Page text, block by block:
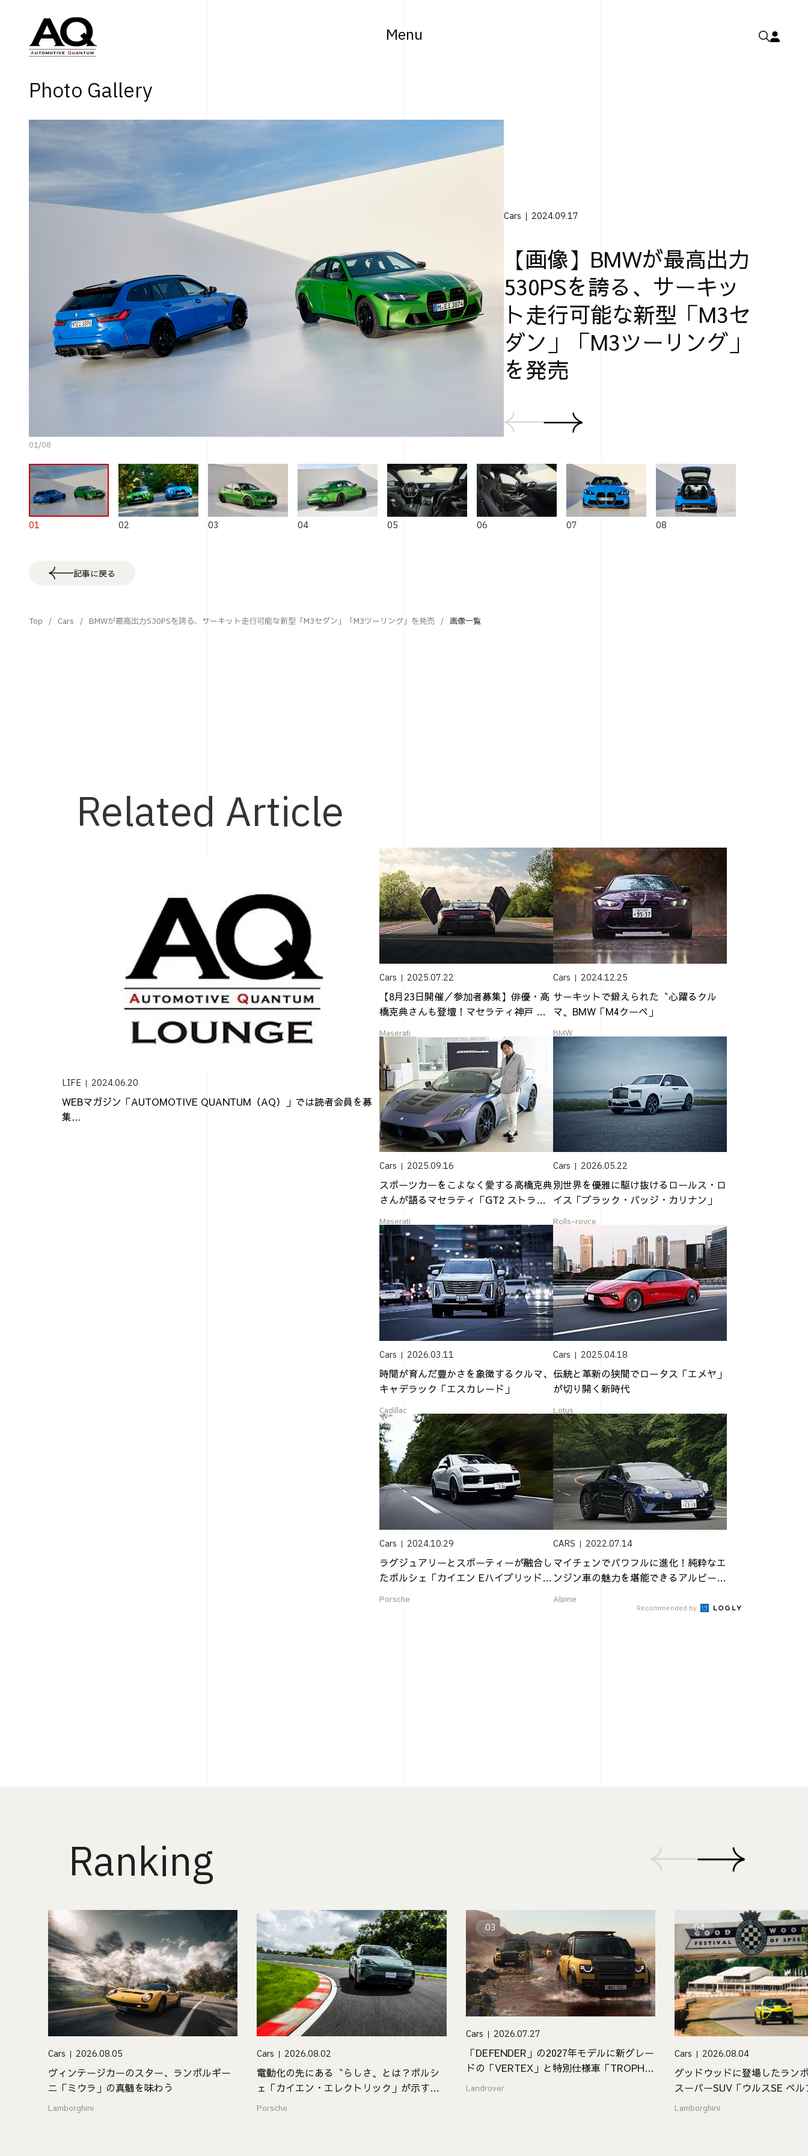
Menu
Photo Gallery
01/08
Cars 2024.09.17
【画像】BMWが最高出力
530PSを誇る、サーキッ
ト走行可能な新型「M3セ
ダン」「M3ツーリング」
を発売
01 02 03 04 05 06 07 08
記事に戻る
Top Cars BMWが最高出力530PSを誇る、サーキット走行可能な新型「M3セダン」「M3ツーリング」を発売 画像一覧
Related Article
LIFE 2024.06.20
WEBマガジン「AUTOMOTIVE QUANTUM（AQ）」では読者会員を募
集...
Cars 2025.07.22
【8月23日開催／参加者募集】俳優・高
橋克典さんも登壇！マセラティ神戸 GT
Maserati
Cars 2024.12.25
サーキットで鍛えられた〝心躍るクル
マ〟BMW「M4クーペ」
BMW
Cars 2025.09.16
スポーツカーをこよなく愛する高橋克典
さんが語るマセラティ「GT2 ストラダ
Maserati
Cars 2026.05.22
別世界を優雅に駆け抜けるロールス・ロ
イス「ブラック・バッジ・カリナン」
Rolls-royce
Cars 2026.03.11
時間が育んだ豊かさを象徴するクルマ、
キャデラック「エスカレード」
Cadillac
Cars 2025.04.18
伝統と革新の狭間でロータス「エメヤ」
が切り開く新時代
Lotus
Cars 2024.10.29
ラグジュアリーとスポーティーが融合し
たポルシェ「カイエン Eハイブリッド」
Porsche
CARS 2022.07.14
マイチェンでパワフルに進化！純粋なエ
ンジン車の魅力を堪能できるアルピーヌ
Alpine
Recommended by
Ranking
01
Cars 2026.08.05
ヴィンテージカーのスター、ランボルギー
ニ「ミウラ」の真髄を味わう
Lamborghini
02
Cars 2026.08.02
電動化の先にある〝らしさ〟とは？ポルシ
ェ「カイエン・エレクトリック」が示す新
たな価値
Porsche
03
Cars 2026.07.27
「DEFENDER」の2027年モデルに新グレー
ドの「VERTEX」と特別仕様車「TROPHY
EDITION」が登場
Landrover
04
Cars 2026.08.04
グッドウッドに登場したラン
スーパーSUV「ウルスSE ペ
テ」
Lamborghini